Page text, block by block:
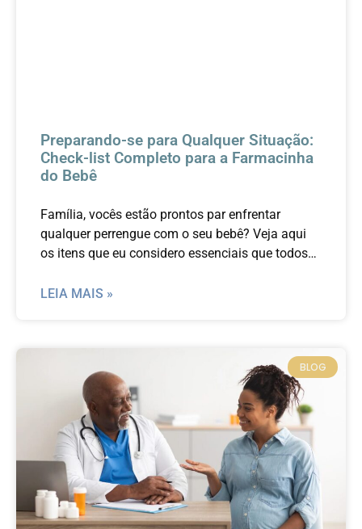
Preparando-se para Qualquer Situação:
Check-list Completo para a Farmacinha
do Bebê
Família, vocês estão prontos par enfrentar
qualquer perrengue com o seu bebê? Veja aqui
os itens que eu considero essenciais que todos
LEIA MAIS »
BLOG